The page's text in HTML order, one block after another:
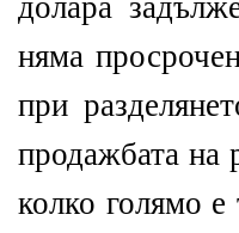
долара
няма
при
продажбата на
колко голямо